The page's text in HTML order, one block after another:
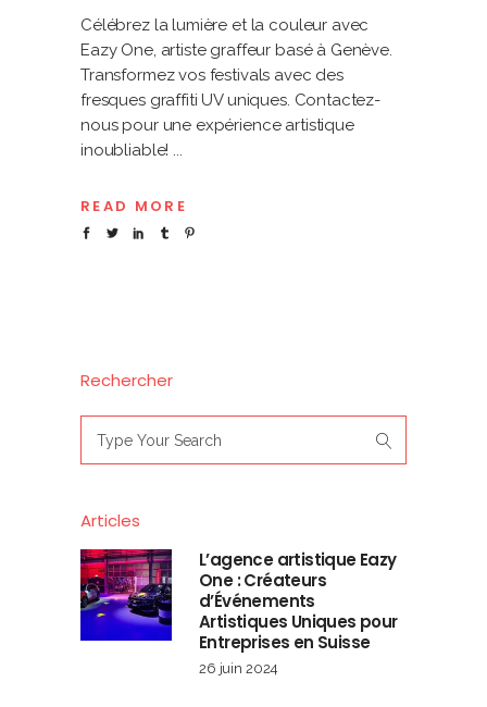
Célébrez la lumière et la couleur avec
Eazy One, artiste graffeur basé à Genève.
Transformez vos festivals avec des
fresques graffiti UV uniques. Contactez-
nous pour une expérience artistique
inoubliable!
READ MORE
Rechercher
for:
Articles
L’agence artistique Eazy
One : Créateurs
d’Événements
Artistiques Uniques pour
Entreprises en Suisse
26 juin 2024